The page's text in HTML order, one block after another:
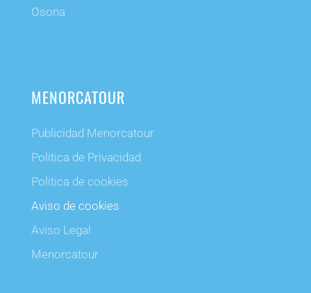
Osona
MENORCATOUR
Publicidad Menorcatour
Política de Privacidad
Política de cookies
Aviso de cookies
Aviso Legal
Menorcatour